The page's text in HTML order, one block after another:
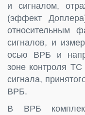
и сигналом,
(эффект
относительным
сигналов, и
осью ВРБ и
зоне контроля ТС
сигнала,
ВРБ.
В ВРБ